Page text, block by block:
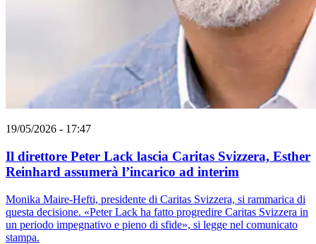
19/05/2026 - 17:47
Il direttore Peter Lack lascia Caritas Svizzera, Esther
Reinhard assumerà l’incarico ad interim
Monika Maire-Hefti, presidente di Caritas Svizzera, si rammarica di
questa decisione. «Peter Lack ha fatto progredire Caritas Svizzera in
un periodo impegnativo e pieno di sfide», si legge nel comunicato
stampa.